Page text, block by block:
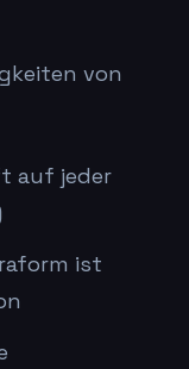
von
auf jeder
ist